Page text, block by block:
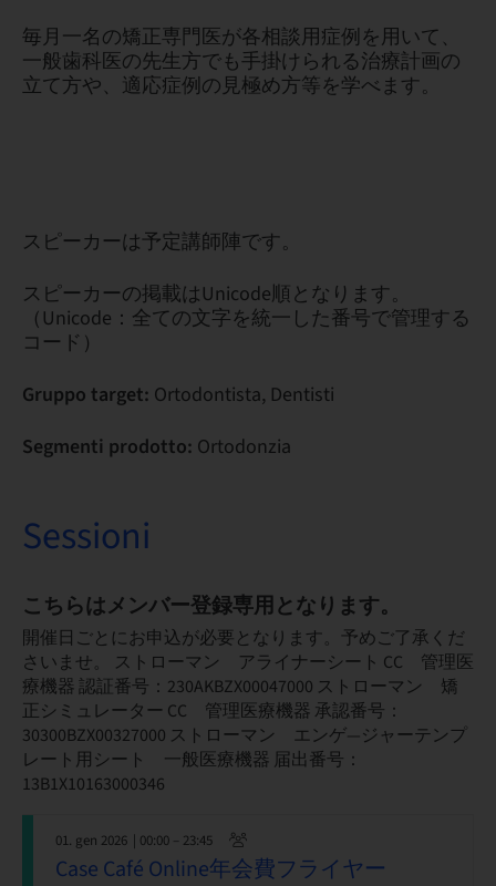
毎月一名の矯正専門医が各相談用症例を用いて、
一般歯科医の先生方でも手掛けられる治療計画の
立て方や、適応症例の見極め方等を学べます。
スピーカーは予定講師陣です。
スピーカーの掲載はUnicode順となります。
（Unicode：全ての文字を統一した番号で管理する
コード）
Gruppo target: Ortodontista, Dentisti
Segmenti prodotto: Ortodonzia
Sessioni
こちらはメンバー登録専用となります。
開催日ごとにお申込が必要となります。予めご了承くだ
さいませ。 ストローマン アライナーシート CC 管理医
療機器 認証番号：230AKBZX00047000 ストローマン 矯
正シミュレーター CC 管理医療機器 承認番号：
30300BZX00327000 ストローマン エンゲ―ジャーテンプ
レート用シート 一般医療機器 届出番号：
13B1X10163000346
01. gen 2026 | 00:00 – 23:45
Case Café Online年会費フライヤー